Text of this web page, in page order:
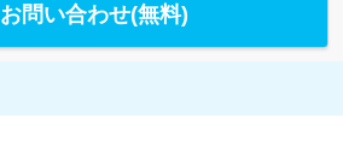
お問い合わせ(無料)